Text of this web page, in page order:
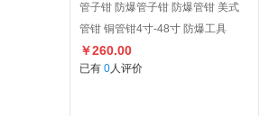
管子钳 防爆管子钳 防爆管钳 美式
管钳 铜管钳4寸-48寸 防爆工具
￥260.00
已有 0人评价